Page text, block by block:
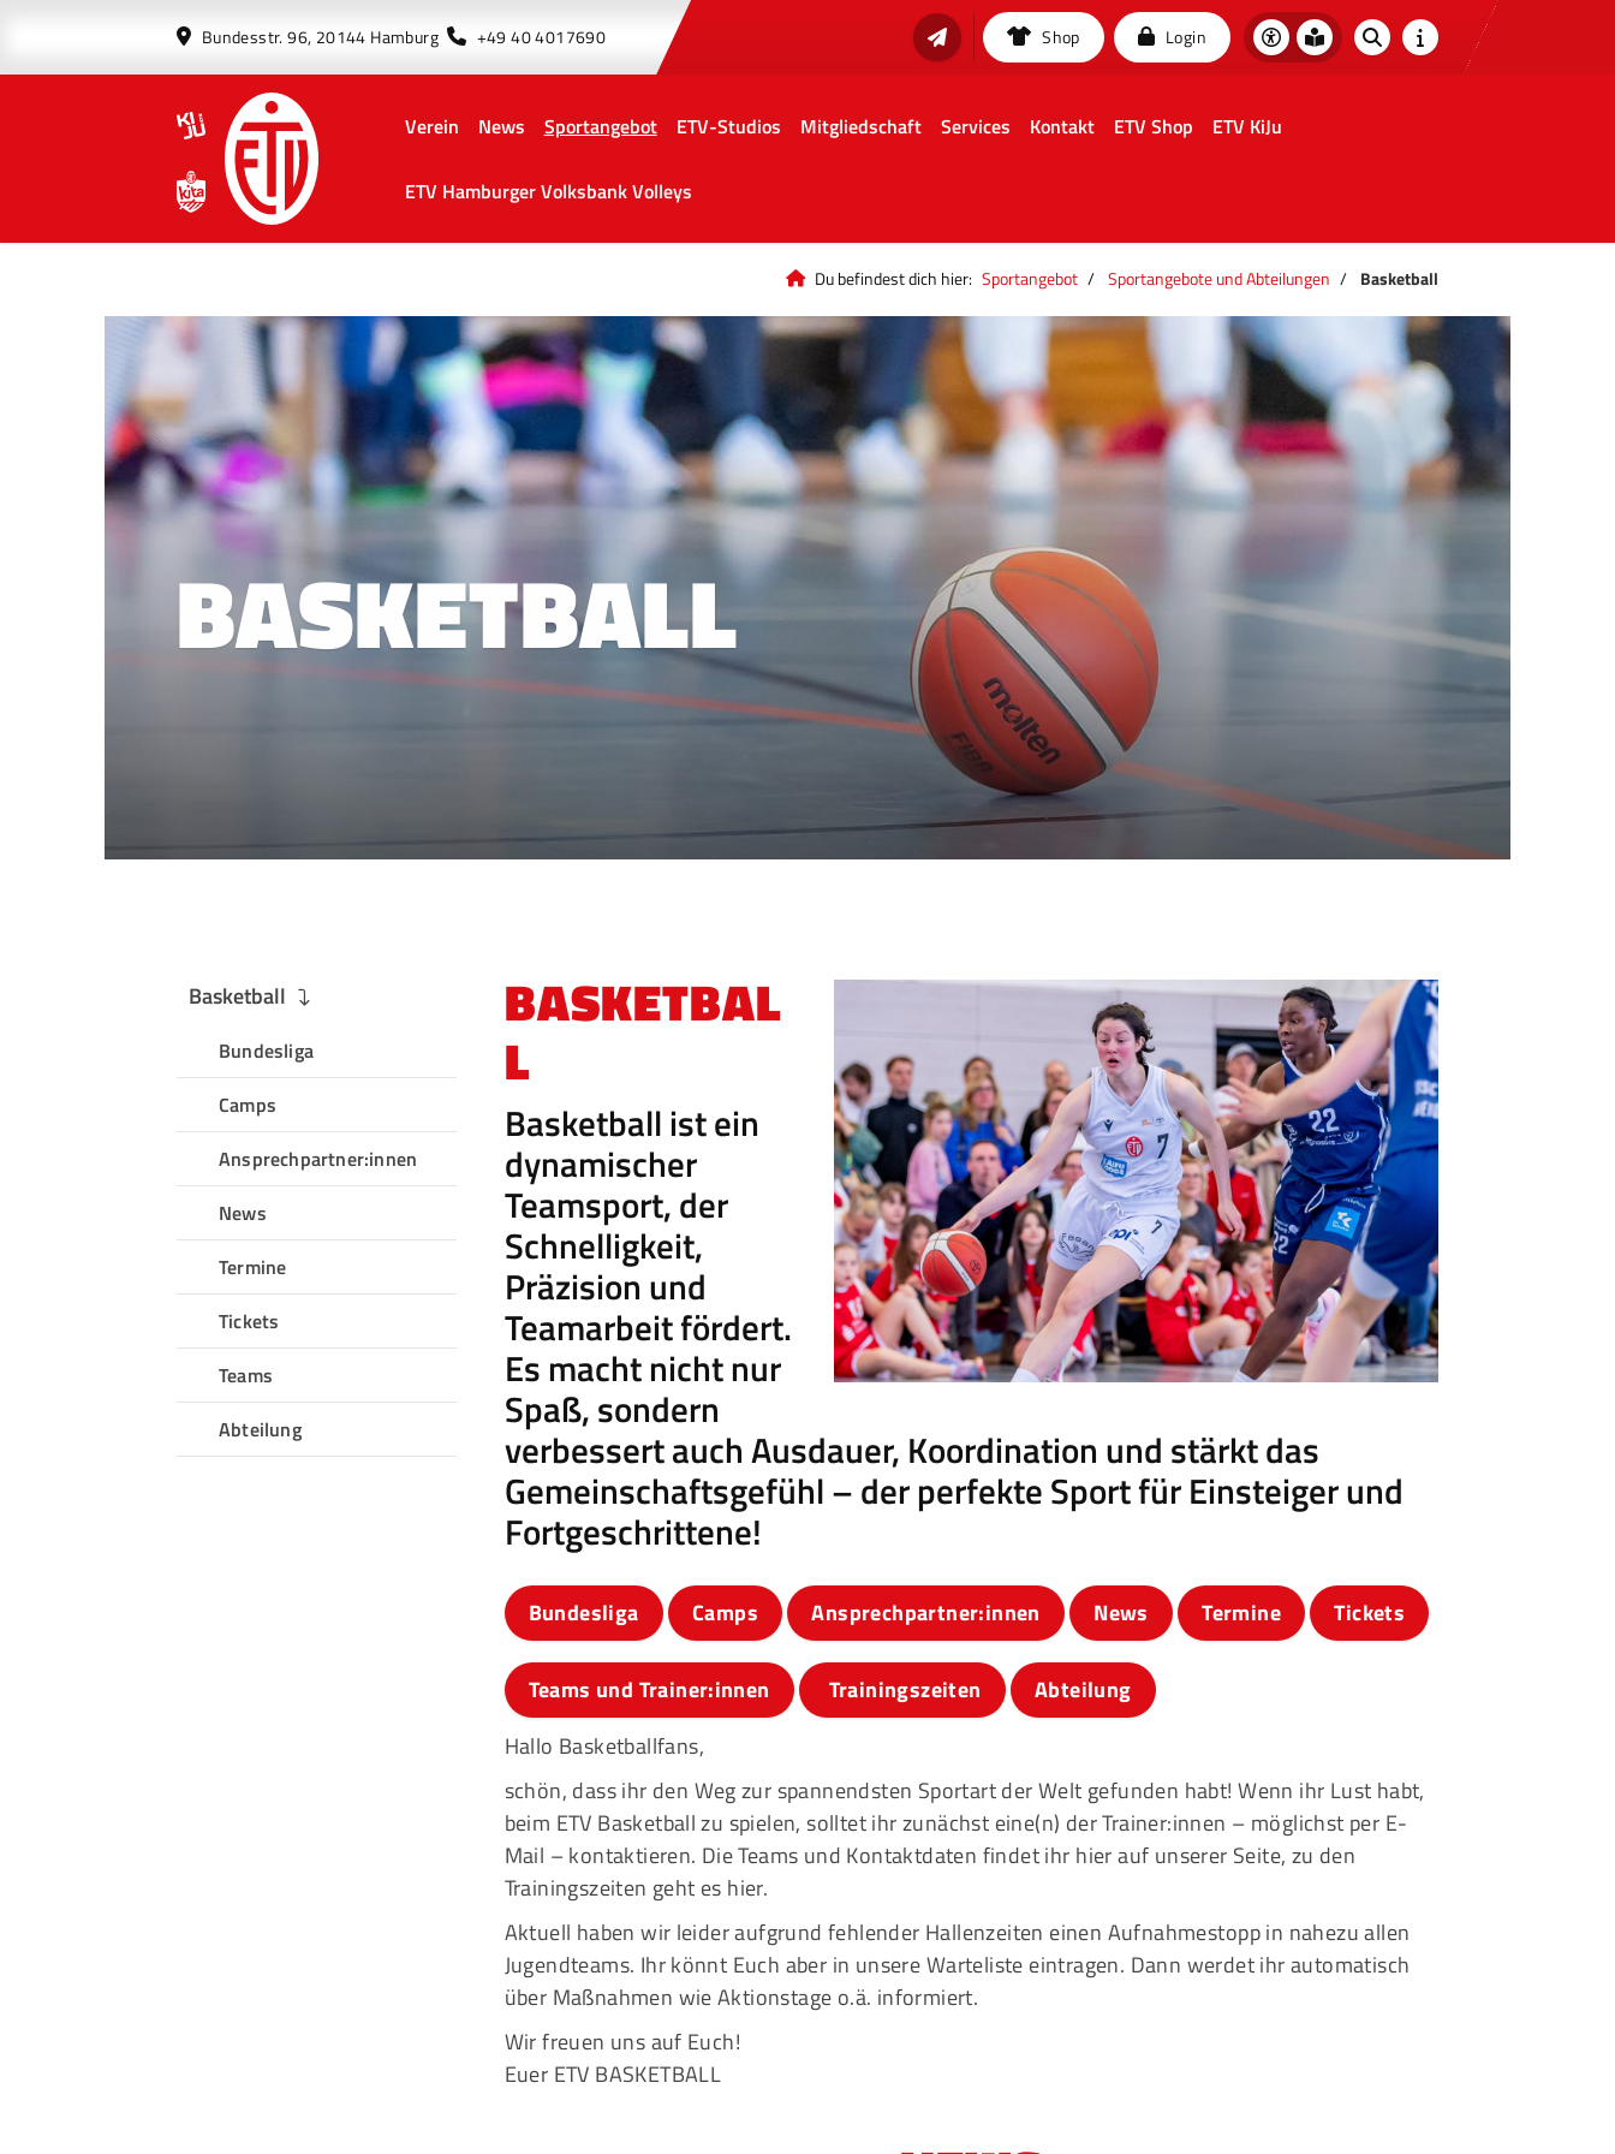
Bundesstr. 96, 20144 Hamburg +49 40 4017690 Shop Login
Verein News Sportangebot ETV-Studios Mitgliedschaft Services Kontakt ETV Shop ETV KiJu
ETV Hamburger Volksbank Volleys
Du befindest dich hier: Sportangebot Sportangebote und Abteilungen Basketball
BASKETBALL
BASKETBAL
L
Basketball ist ein
dynamischer
Teamsport, der
Schnelligkeit,
Präzision und
Teamarbeit fördert.
Es macht nicht nur
Spaß, sondern
verbessert auch Ausdauer, Koordination und stärkt das
Gemeinschaftsgefühl – der perfekte Sport für Einsteiger und
Fortgeschrittene!
Bundesliga Camps Ansprechpartner:innen News Termine Tickets
Teams und Trainer:innen Trainingszeiten
Abteilung
Hallo Basketballfans,
schön, dass ihr den Weg zur spannendsten Sportart der Welt gefunden habt! Wenn ihr Lust habt,
beim ETV Basketball zu spielen, solltet ihr zunächst eine(n) der Trainer:innen – möglichst per E-
Mail – kontaktieren. Die Teams und Kontaktdaten findet ihr hierauf unserer Seite, zu den
Trainingszeiten geht es hier.
Aktuell haben wir leider aufgrund fehlender Hallenzeiten einen Aufnahmestopp in nahezu allen
Jugendteams. Ihr könnt Euch aber in unsereWarteliste eintragen. Dann werdet ihr automatisch
über Maßnahmen wie Aktionstage o.ä. informiert.
Wir freuen uns auf Euch!
Euer ETV BASKETBALL
Basketball
Bundesliga
Camps
Ansprechpartner:innen
News
Termine
Tickets
Teams
Abteilung
QUICKLINKS
Sportangebote finden
Unser Sportangebot
Sportsuche
Ausfälle und Vertretungen
Deutsches Sportabzeichen
Mitglieder-Service
Alles zur Mitgliedschaft
Downloads
Termine
Fragen & Antworten
Geschäftsstelle
Eimsbütteler Turnverband e. V.
Bundesstr. 96
20144 Hamburg
+49 40 4017690
info@etv-hamburg.de